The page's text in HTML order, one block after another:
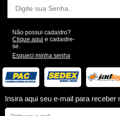
Não possui cadastro?
Clique aqui e cadastre-
se.
Esqueci minha senha
Insira aqui seu e-mail para receber